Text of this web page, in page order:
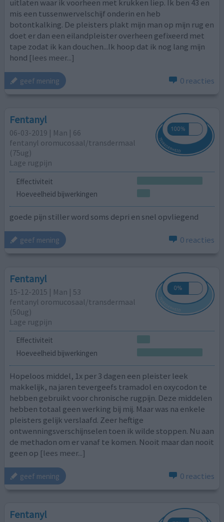
uitlaten waar ik voorheen met krukken liep. Ik ben 43 en
mis een tussenwervelschijf onderin en heb
botontkalking. De pleisters plakt mijn man op mijn rug en
doet er dan een eilandpleister overheen gefixeerd met
tape zodat ik kan douchen...Ik hoop dat ik nog lang mijn
hond [lees meer...]
geef mening 0 reacties
Fentanyl
06-03-2019 | Man | 66
fentanyl oromucosaal/transdermaal
(75ug)
Lage rugpijn
Effectiviteit
Hoeveelheid bijwerkingen
goede pijn stiller word soms depri en snel opvliegend
geef mening 0 reacties
Fentanyl
15-12-2015 | Man | 53
fentanyl oromucosaal/transdermaal
(50ug)
Lage rugpijn
Effectiviteit
Hoeveelheid bijwerkingen
Hopeloos middel, 1x per 3 dagen een pleister leek
makkelijk, na jaren tevergeefs tramadol en oxycodon te
hebben gebruikt voor chronische rugpijn. Deze middelen
hebben totaal geen werking bij mij. Maar was na enkele
pleisters gelijk verslaafd. Zeer heftige
ontwenningsverschijnselen toen ik wilde stoppen. Nu aan
de methadon om er vanaf te komen. Nooit maar dan nooit
geen op [lees meer...]
geef mening 0 reacties
Fentanyl